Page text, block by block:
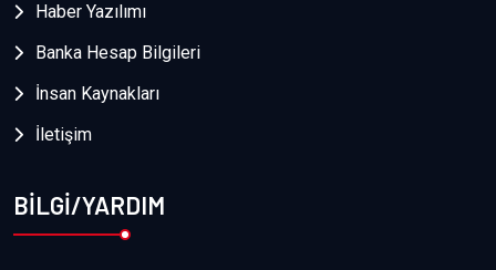
Haber Yazılımı
Banka Hesap Bilgileri
İnsan Kaynakları
İletişim
BİLGİ/YARDIM